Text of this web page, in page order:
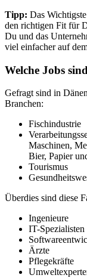
Tipp: Das
den richtigen Fit für
Du und das
viel einfacher auf
Welche Jobs
Gefragt sind in
Branchen:
Fischindustrie
Maschinen,
Bier, Papier
Tourismus
Überdies sind diese
Ingenieure
IT-Spezialisten
Ärzte
Pflegekräfte